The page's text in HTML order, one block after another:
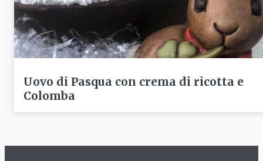
Uovo di Pasqua con crema di ricotta e
Colomba